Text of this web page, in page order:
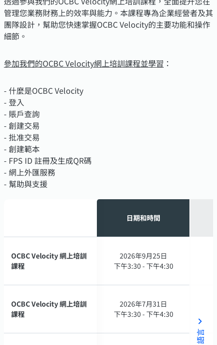
管理您業務財務上的效率與能力。本課程專為企業經營者及其
團隊設計，幫助您快速掌握OCBC Velocity的主要功能和操作
細節。
參加我們的OCBC Velocity網上培訓課程並學習 ：
- 什麼是OCBC Velocity
- 登入
- 賬戶查詢
- 創建交易
- 批准交易
- 創建範本
- FPS ID 註冊及生成QR碼
- 網上外匯服務
- 幫助與支援
OCBC Velocity 網上培訓
課程
OCBC Velocity 網上培訓
課程
日期和時間
2026年9月25日
下午3:30 - 下午4:30
2026年7月31日
下午3:30 - 下午4:30
OCBC Velocity 網上培訓
課程
OCBC Velocity 網上培訓
課程
日期和時間
2026年9月25日
下午3:30 - 下午4:30
2026年7月31日
下午3:30 - 下午4:30
語言